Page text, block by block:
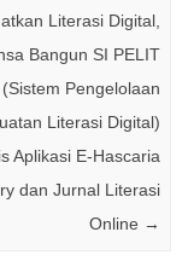
Literasi Digital,
Bangun SI PELIT
(Sistem Pengelolaan
Literasi Digital)
Aplikasi E-Hascaria
dan Jurnal Literasi
Online →